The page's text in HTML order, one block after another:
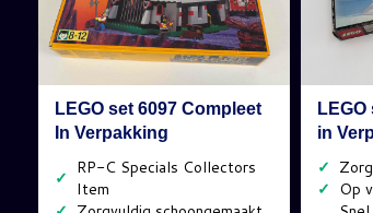
LEGO set 6097 Compleet
In Verpakking
✓
in
✓
✓